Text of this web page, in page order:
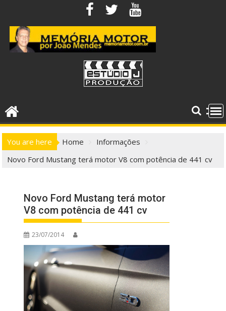
content
You are here Home
Informações
Novo Ford Mustang terá motor V8 com potência de 441 cv
Novo Ford Mustang terá motor
V8 com potência de 441 cv
23/07/2014